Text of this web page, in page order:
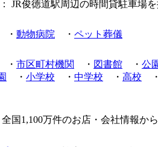
： JR俊徳道駅周辺の時間貸駐車場
動物病院 ・ ペット葬儀
・ 市区町村機関 ・ 図書館 ・ 公
・ 小学校 ・ 中学校 ・ 高校 ・
全国1,100万件のお店・会社情報か